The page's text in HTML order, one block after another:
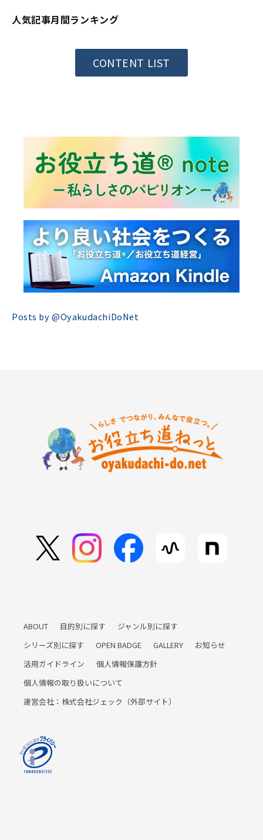
人気記事月間ランキング
CONTENT LIST
Posts by @OyakudachiDoNet
ABOUT 目的別に探す
ジャンル別に探す
シリーズ別に探す
OPEN BADGE GALLERY
お知らせ
活用ガイドライン
個人情報保護方針
個人情報の取り扱いについて
運営会社：株式会社ジェック（外部サイト）